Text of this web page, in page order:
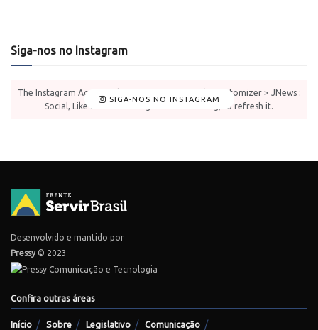
Siga-nos no Instagram
SIGA-NOS NO INSTAGRAM
The Instagram Access Token is expired, Go to the Customizer > JNews :
Social, Like & View > Instagram Feed Setting, to refresh it.
Desenvolvido e mantido por
Pressy © 2023
Confira outras áreas
Início Sobre Legislativo Comunicação